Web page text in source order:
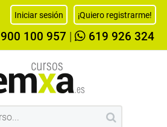
Iniciar sesión ¡Quiero registrarme!
900 100 957 619 926 324